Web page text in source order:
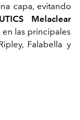
capa, evitando
Melaclear
las principales
Falabella y